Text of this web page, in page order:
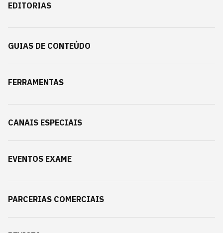
EDITORIAS
GUIAS DE CONTEÚDO
FERRAMENTAS
CANAIS ESPECIAIS
EVENTOS EXAME
PARCERIAS COMERCIAIS